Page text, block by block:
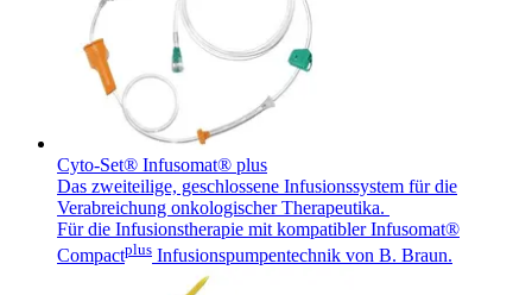
Cyto-Set® Infusomat® plus
Das zweiteilige, geschlossene Infusionssystem für die
Verabreichung onkologischer Therapeutika.
Für die Infusionstherapie mit kompatibler Infusomat®
Compactplus Infusionspumpentechnik von B. Braun.